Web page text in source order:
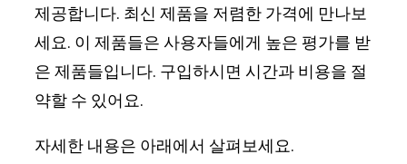
제공합니다. 최신 제품을 저렴한 가격에 만나보
세요. 이 제품들은 사용자들에게 높은 평가를 받
은 제품들입니다. 구입하시면 시간과 비용을 절
약할 수 있어요.
자세한 내용은 아래에서 살펴보세요.